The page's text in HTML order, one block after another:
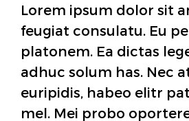
Lorem ipsum dolor sit
feugiat consulatu. Eu
platonem. Ea dictas
adhuc solum has. Nec
euripidis, habeo elitr
mel. Mei probo